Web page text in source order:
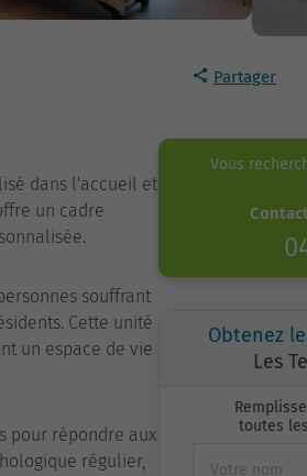
Partager
dans l'accueil et
un cadre
souffrant
Cette unité
un espace de vie
pour répondre aux
régulier,
Vous
Obtenez
Les
toutes